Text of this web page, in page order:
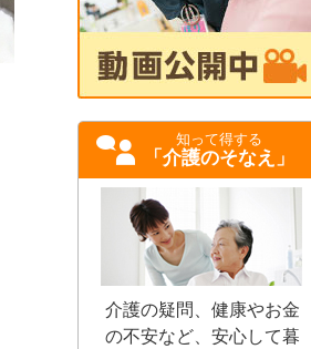
知って得する
「介護のそなえ」
介護の疑問、健康やお金
の不安など、安心して暮